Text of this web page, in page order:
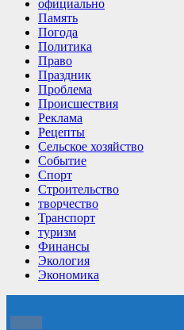
официально
Память
Погода
Политика
Право
Праздник
Проблема
Происшествия
Реклама
Рецепты
Сельское хозяйство
Событие
Спорт
Строительство
творчество
Транспорт
туризм
Финансы
Экология
Экономика